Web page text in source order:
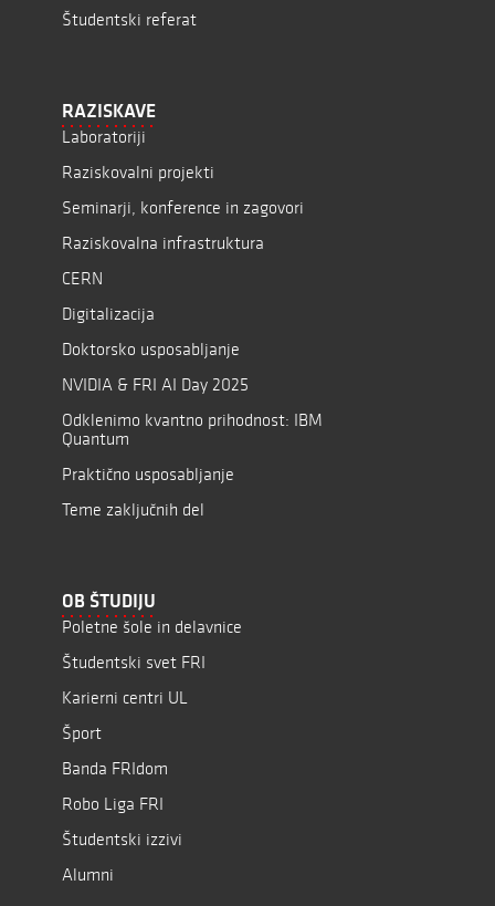
Študentski referat
RAZISKAVE
Laboratoriji
Raziskovalni projekti
Seminarji, konference in zagovori
Raziskovalna infrastruktura
CERN
Digitalizacija
Doktorsko usposabljanje
NVIDIA & FRI AI Day 2025
Odklenimo kvantno prihodnost: IBM
Quantum
Praktično usposabljanje
Teme zaključnih del
OB ŠTUDIJU
Poletne šole in delavnice
Študentski svet FRI
Karierni centri UL
Šport
Banda FRIdom
Robo Liga FRI
Študentski izzivi
Alumni